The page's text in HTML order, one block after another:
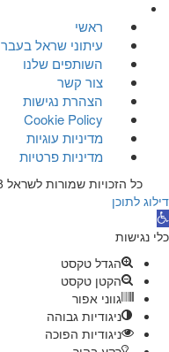
ראשי
עיתוני שראל בעבר
השותפים שלנו
צור קשר
הצהרת נגישות
Cookie Policy
מדיניות עוגיות
מדיניות פרטיות
כל הזכויות שמורות לשראל 2018 | עיצוב ותכנות: סטודיו "היוצרים"
דילוג לתוכן
פתח
סרגל
כלי נגישות
הגדל טקסט
הקטן טקסט
גווני אפור
ניגודיות גבוהה
ניגודיות הפוכה